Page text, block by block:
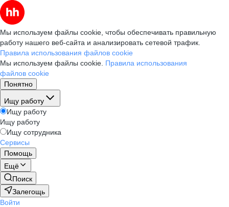
Мы используем файлы cookie, чтобы обеспечивать правильную
работу нашего веб-сайта и анализировать сетевой трафик.
Правила использования файлов cookie
Мы используем файлы cookie. Правила использования
файлов cookie
Понятно
Ищу работу
Ищу работу
Ищу работу
Ищу сотрудника
Сервисы
Помощь
Ещё
Поиск
Залегощь
Войти